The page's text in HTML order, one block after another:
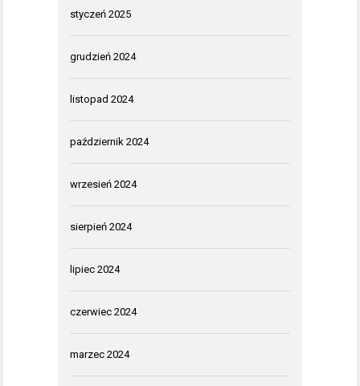
styczeń 2025
grudzień 2024
listopad 2024
październik 2024
wrzesień 2024
sierpień 2024
lipiec 2024
czerwiec 2024
marzec 2024